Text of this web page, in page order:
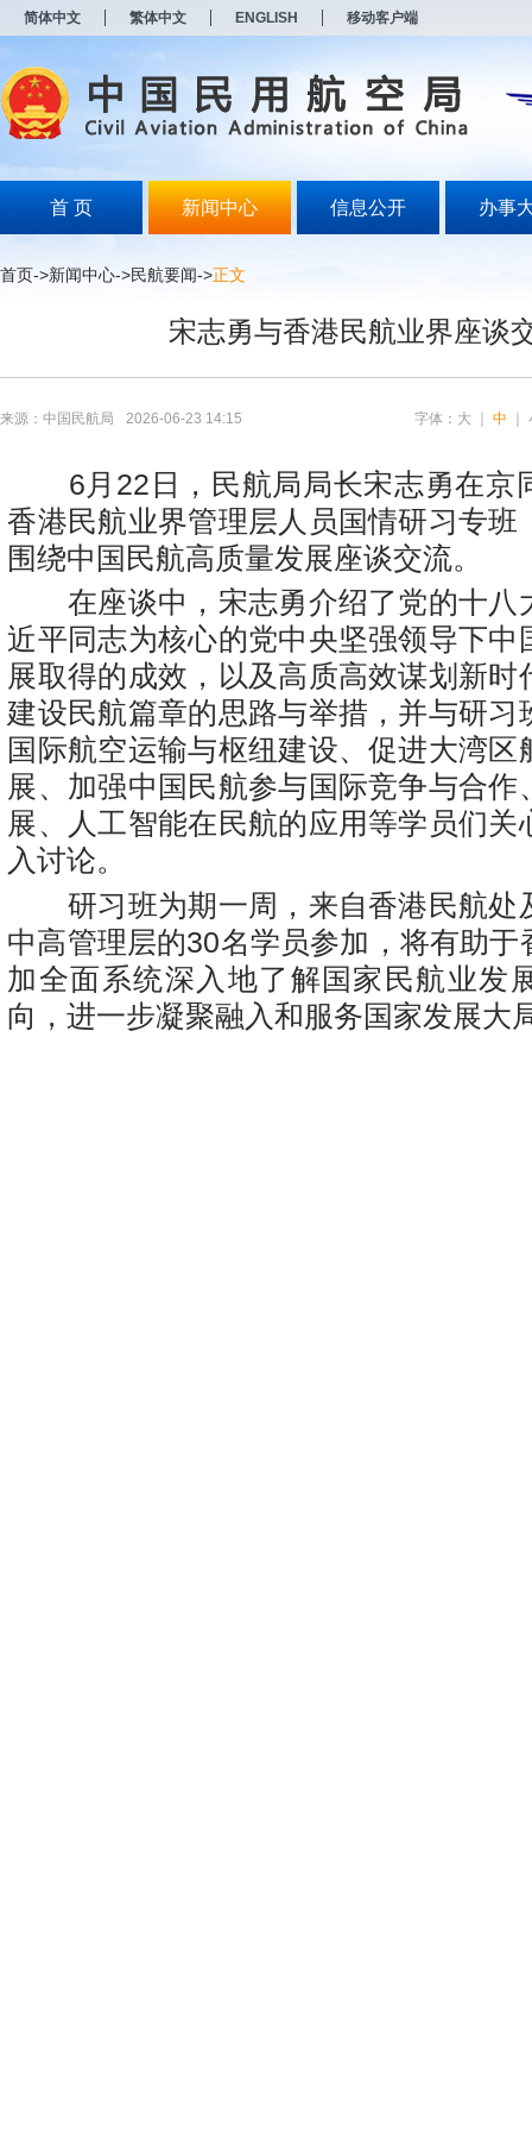
简体中文 繁体中文 ENGLISH 移动客户端
首 页 新闻中心 信息公开 办事
首页->新闻中心->民航要闻->正文
宋志勇与香港民航业界座谈
来源：中国民航局 2026-06-23 14:15 字体： 大 中
6月22日，民航局局长宋志勇在京
香港民航业界管理层人员国情研习专班
围绕中国民航高质量发展座谈交流。
在座谈中，宋志勇介绍了党的十八
近平同志为核心的党中央坚强领导下中
展取得的成效，以及高质高效谋划新时
建设民航篇章的思路与举措，并与研习
国际航空运输与枢纽建设、促进大湾区
展、加强中国民航参与国际竞争与合作
展、人工智能在民航的应用等学员们关
入讨论。
研习班为期一周，来自香港民航处
中高管理层的30名学员参加，将有助于
加全面系统深入地了解国家民航业发
向，进一步凝聚融入和服务国家发展大
打
开
无
障
说
按
Alt
开